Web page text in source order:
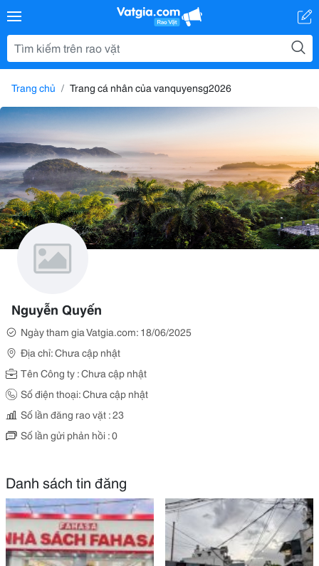
Trang chủ Trang cá nhân của vanquyensg2026
Nguyễn Quyến
Ngày tham gia Vatgia.com: 18/06/2025
Địa chỉ: Chưa cập nhật
Tên Công ty : Chưa cập nhật
Số điện thoại: Chưa cập nhật
Số lần đăng rao vặt : 23
Số lần gửi phản hồi : 0
Danh sách tin đăng